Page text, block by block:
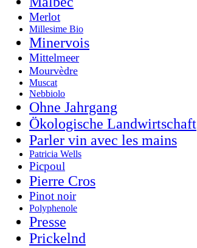
Merlot
Millesime Bio
Minervois
Mittelmeer
Mourvèdre
Muscat
Nebbiolo
Ohne Jahrgang
Ökologische Landwirtschaft
Parler vin avec les mains
Patricia Wells
Picpoul
Pierre Cros
Pinot noir
Polyphenole
Presse
Prickelnd